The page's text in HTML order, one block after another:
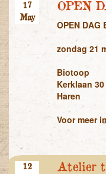
17
May
OPEN
OPEN DAG
zondag 21
Biotoop
Kerklaan 30
Haren
Voor meer
12
Atelier